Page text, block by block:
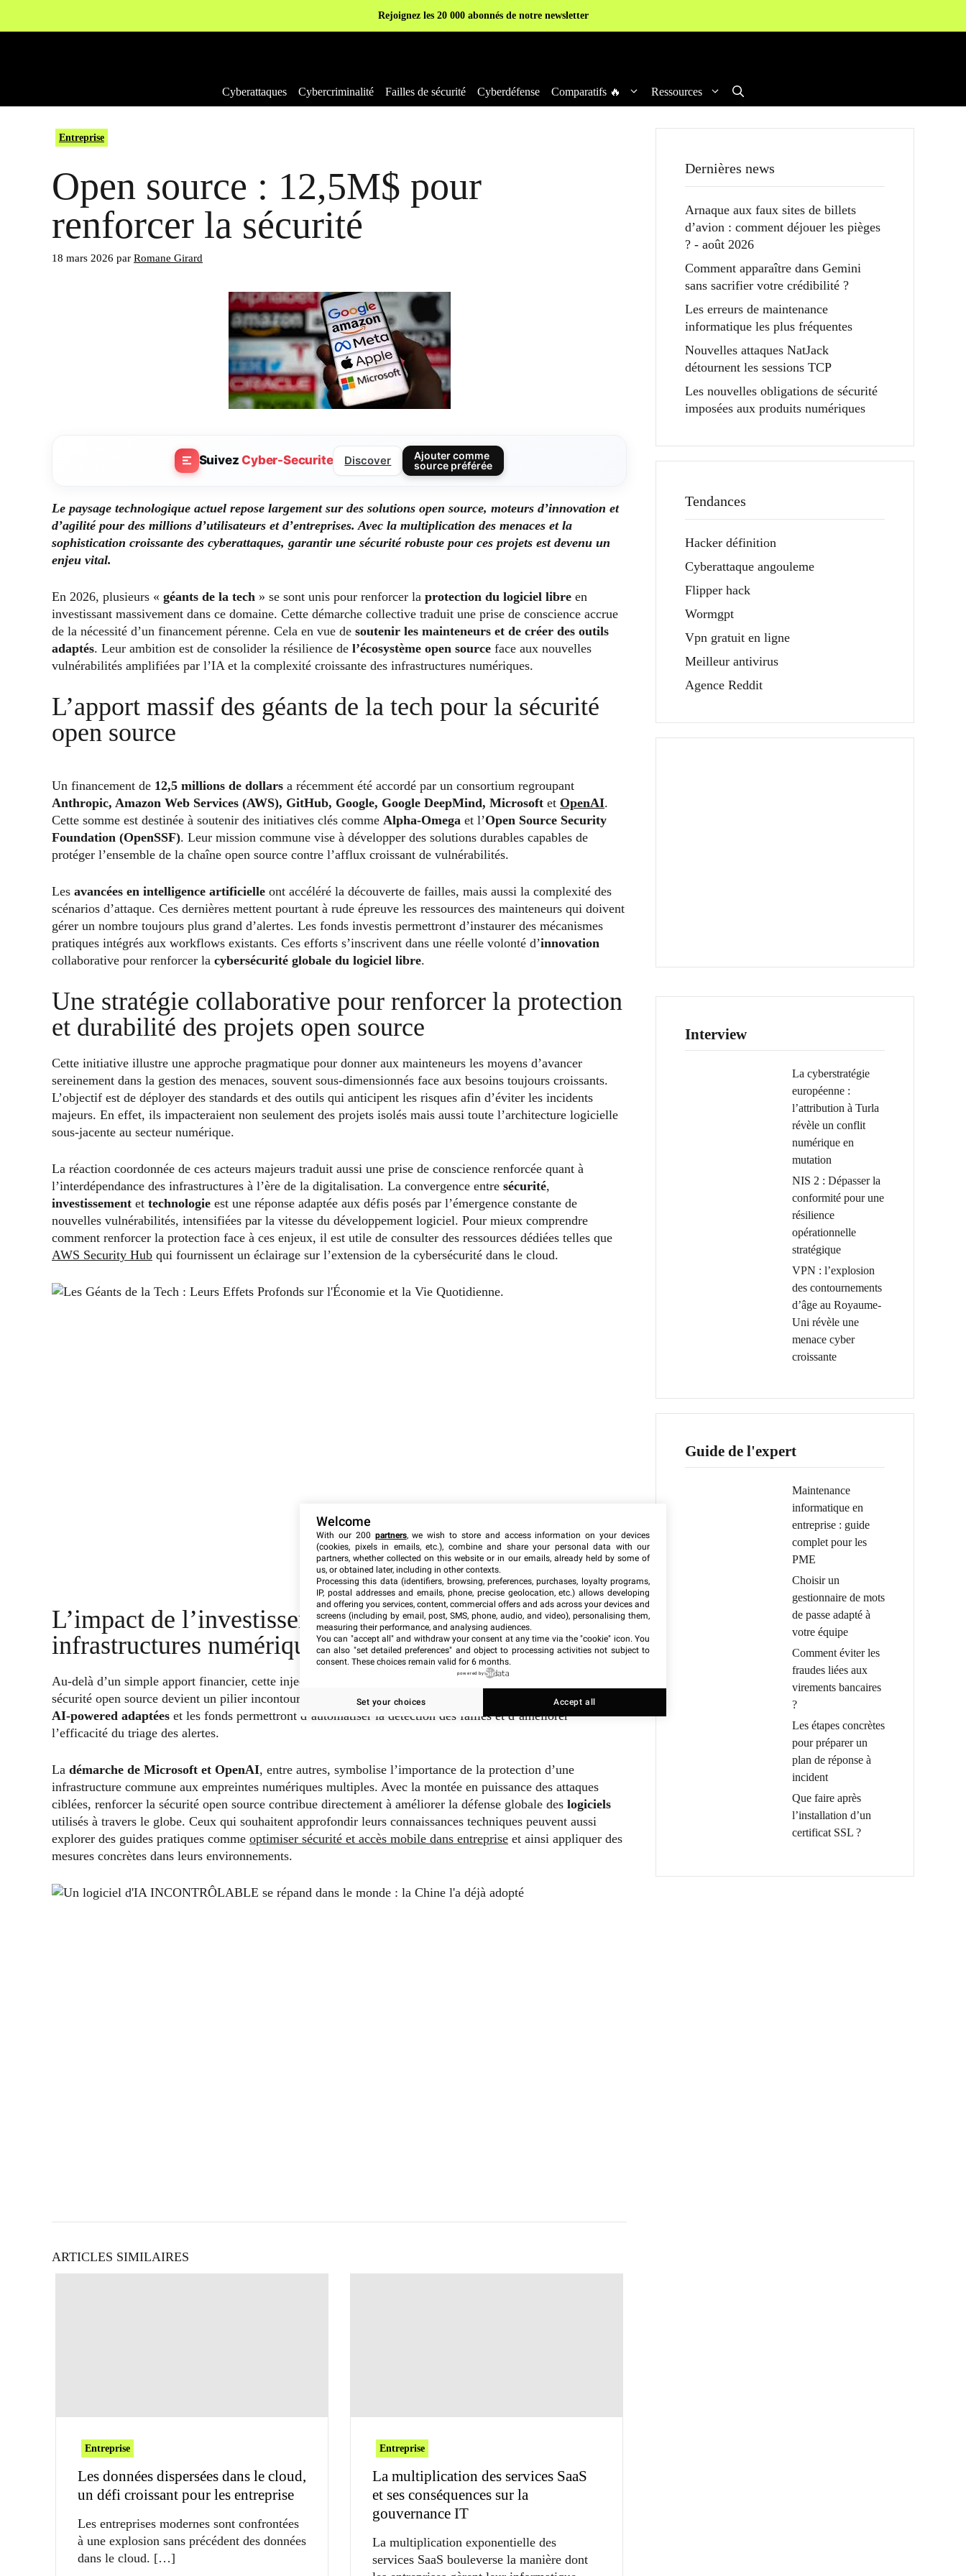
Rejoignez les 20 000 abonnés de notre newsletter
Cyberattaques Cybercriminalité Failles de sécurité Cyberdéfense Comparatifs 🔥 Ressources
Entreprise
Open source : 12,5M$ pour
renforcer la sécurité
18 mars 2026 par Romane Girard
SuivezCyber-Securite Discover
Ajouter comme
source préférée
Le paysage technologique actuel repose largement sur des solutions open source, moteurs d’innovation et
d’agilité pour des millions d’utilisateurs et d’entreprises. Avec la multiplication des menaces et la
sophistication croissante des cyberattaques, garantir une sécurité robuste pour ces projets est devenu un
enjeu vital.
En 2026, plusieurs « géants de la tech » se sont unis pour renforcer la protection du logiciel libre en
investissant massivement dans ce domaine. Cette démarche collective traduit une prise de conscience accrue
de la nécessité d’un financement pérenne. Cela en vue de soutenir les mainteneurs et de créer des outils
adaptés. Leur ambition est de consolider la résilience de l’écosystème open source face aux nouvelles
vulnérabilités amplifiées par l’IA et la complexité croissante des infrastructures numériques.
L’apport massif des géants de la tech pour la sécurité
open source
Un financement de 12,5 millions de dollars a récemment été accordé par un consortium regroupant
Anthropic, Amazon Web Services (AWS), GitHub, Google, Google DeepMind, Microsoft et OpenAI.
Cette somme est destinée à soutenir des initiatives clés comme Alpha-Omega et l’Open Source Security
Foundation (OpenSSF). Leur mission commune vise à développer des solutions durables capables de
protéger l’ensemble de la chaîne open source contre l’afflux croissant de vulnérabilités.
Les avancées en intelligence artificielle ont accéléré la découverte de failles, mais aussi la complexité des
scénarios d’attaque. Ces dernières mettent pourtant à rude épreuve les ressources des mainteneurs qui doivent
gérer un nombre toujours plus grand d’alertes. Les fonds investis permettront d’instaurer des mécanismes
pratiques intégrés aux workflows existants. Ces efforts s’inscrivent dans une réelle volonté d’innovation
collaborative pour renforcer la cybersécurité globale du logiciel libre.
Une stratégie collaborative pour renforcer la protection
et durabilité des projets open source
Cette initiative illustre une approche pragmatique pour donner aux mainteneurs les moyens d’avancer
sereinement dans la gestion des menaces, souvent sous-dimensionnés face aux besoins toujours croissants.
L’objectif est de déployer des standards et des outils qui anticipent les risques afin d’éviter les incidents
majeurs. En effet, ils impacteraient non seulement des projets isolés mais aussi toute l’architecture logicielle
sous-jacente au secteur numérique.
La réaction coordonnée de ces acteurs majeurs traduit aussi une prise de conscience renforcée quant à
l’interdépendance des infrastructures à l’ère de la digitalisation. La convergence entre sécurité,
investissement et technologie est une réponse adaptée aux défis posés par l’émergence constante de
nouvelles vulnérabilités, intensifiées par la vitesse du développement logiciel. Pour mieux comprendre
comment renforcer la protection face à ces enjeux, il est utile de consulter des ressources dédiées telles que
AWS Security Hub qui fournissent un éclairage sur l’extension de la cybersécurité dans le cloud.
L’impact de l’investissement sur la résilience des
infrastructures numériques
Au-delà d’un simple apport financier, cette injection de capitaux vise à instaurer une dynamique durable où la
sécurité open source devient un pilier incontournable pour le développement technologique.
Les technologies
AI-powered adaptées et les fonds permettront d’automatiser la détection des failles et d’améliorer
l’efficacité du triage des alertes.
La démarche de Microsoft et OpenAI, entre autres, symbolise l’importance de la protection d’une
infrastructure commune aux empreintes numériques multiples. Avec la montée en puissance des attaques
ciblées, renforcer la sécurité open source contribue directement à améliorer la défense globale des logiciels
utilisés à travers le globe. Ceux qui souhaitent approfondir leurs connaissances techniques peuvent aussi
explorer des guides pratiques comme optimiser sécurité et accès mobile dans entreprise et ainsi appliquer des
mesures concrètes dans leurs environnements.
ARTICLES SIMILAIRES
Entreprise
Les données dispersées dans le cloud,
un défi croissant pour les entreprise
Les entreprises modernes sont confrontées
à une explosion sans précédent des données
dans le cloud.
Entreprise
La multiplication des services SaaS
et ses conséquences sur la
gouvernance IT
La multiplication exponentielle des
services SaaS bouleverse la manière dont
Dernières news
Arnaque aux faux sites de billets
d’avion : comment déjouer les pièges
? - août 2026
Comment apparaître dans Gemini
sans sacrifier votre crédibilité ?
Les erreurs de maintenance
informatique les plus fréquentes
Nouvelles attaques NatJack
détournent les sessions TCP
Les nouvelles obligations de sécurité
imposées aux produits numériques
Tendances
Hacker définition
Cyberattaque angouleme
Flipper hack
Wormgpt
Vpn gratuit en ligne
Meilleur antivirus
Agence Reddit
Interview
La cyberstratégie
européenne :
l’attribution à Turla
révèle un conflit
numérique en
mutation
NIS 2 : Dépasser la
conformité pour une
résilience
opérationnelle
stratégique
VPN : l’explosion
des contournements
d’âge au Royaume-
Uni révèle une
menace cyber
croissante
Guide de l'expert
Maintenance
informatique en
entreprise : guide
complet pour les
PME
Choisir un
gestionnaire de mots
de passe adapté à
votre équipe
Comment éviter les
fraudes liées aux
virements bancaires
?
Les étapes concrètes
pour préparer un
plan de réponse à
incident
Que faire après
l’installation d’un
certificat SSL ?
Welcome
With our 200 partners, we wish to store and access information on your devices
(cookies, pixels in emails, etc.), combine and share your personal data with our
partners, whether collected on this website or in our emails, already held by some of
us, or obtained later, including in other contexts.
Processing this data (identifiers, browsing, preferences, purchases, loyalty programs,
IP, postal addresses and emails, phone, precise geolocation, etc.) allows developing
and offering you services, content, commercial offers and ads across your devices and
screens (including by email, post, SMS, phone, audio, and video), personalising them,
measuring their performance, and analysing audiences.
You can "accept all" and withdraw your consent at any time via the "cookie" icon. You
can also "set detailed preferences" and object to processing activities not subject to
consent. These choices remain valid for 6 months.
powered by
Set your choices Accept all